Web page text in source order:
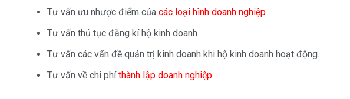
Tư vấn ưu nhược điểm của các loại hình doanh nghiệp
Tư vấn thủ tục đăng kí hộ kinh doanh
Tư vấn các vấn đề quản trị kinh doanh khi hộ kinh doanh hoạt động.
Tư vấn về chi phí thành lập doanh nghiệp.